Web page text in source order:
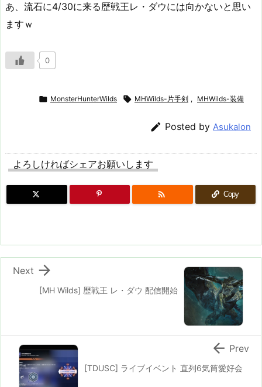
あ、流石に4/30に来る歴戦王レ・ダウには向かないと思い
ますｗ
0
 MonsterHunterWilds  MHWilds-片手剣 , MHWilds-装備
 Posted by Asukalon
よろしければシェアお願いします
 Copy
[MH Wilds] 歴戦王 レ・ダウ 配信開始

Next
[TDUSC] ライブイベント 直列6気筒愛好会
 Prev